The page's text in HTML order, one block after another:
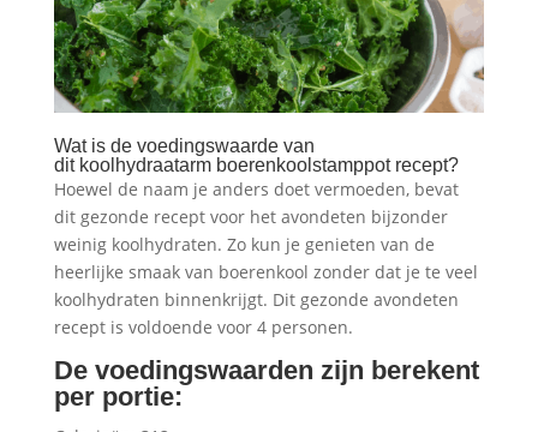
Wat is de voedingswaarde van
dit koolhydraatarm boerenkoolstamppot recept?
Hoewel de naam je anders doet vermoeden, bevat
dit gezonde recept voor het avondeten bijzonder
weinig koolhydraten. Zo kun je genieten van de
heerlijke smaak van boerenkool zonder dat je te veel
koolhydraten binnenkrijgt. Dit gezonde avondeten
recept is voldoende voor 4 personen.
De voedingswaarden zijn berekent
per portie: